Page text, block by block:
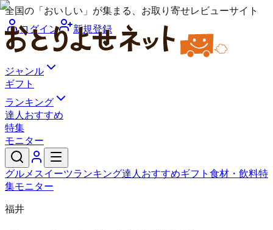
全国の「おいしい」が集まる、お取り寄せレビューサイト
ログイン
新規登録
ジャンル
ギフト
ランキング
達人おすすめ
特集
モニター
グルメ スイーツランキング達人おすすめギフト 食材・飲料特
集モニター
福井